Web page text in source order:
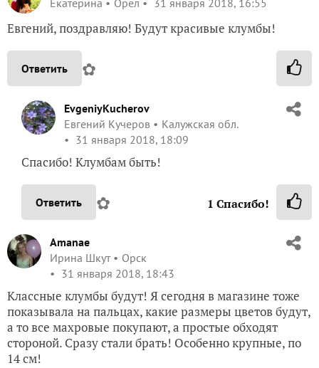
Екатерина Орел 31 января 2018, 16:55
Евгений, поздравляю! Будут красивые клумбы!
Ответить ✿
EvgeniyKucherov
Евгений Кучеров
Калужская обл.
31 января 2018, 18:09
Спасибо! Клумбам быть!
Ответить ✿ 1 Спасибо!
Amanae
Ирина Шкут
Орск
31 января 2018, 18:43
Классные клумбы будут! Я сегодня в магазине тоже
показывала на пальцах, какие размеры цветов будут,
а то все махровые покупают, а простые обходят
стороной. Сразу стали брать! Особенно крупные, по
14 см!